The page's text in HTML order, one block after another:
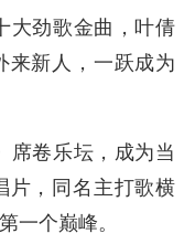
大劲歌金曲，叶倩
来新人，一跃成为
席卷乐坛，成为当
片，同名主打歌横
一个巅峰。